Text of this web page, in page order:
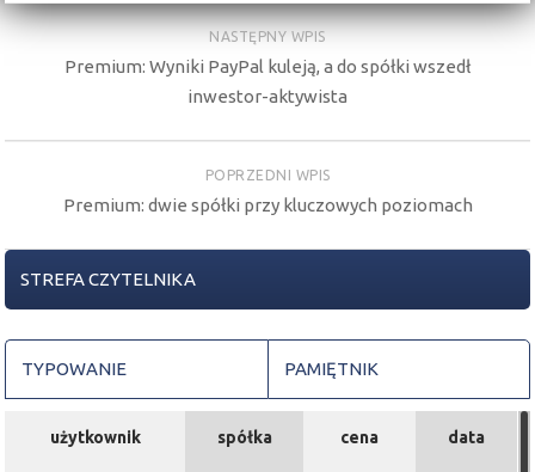
NASTĘPNY WPIS
Premium: Wyniki PayPal kuleją, a do spółki wszedł
inwestor-aktywista
POPRZEDNI WPIS
Premium: dwie spółki przy kluczowych poziomach
STREFA CZYTELNIKA
TYPOWANIE PAMIĘTNIK
użytkownik spółka cena data